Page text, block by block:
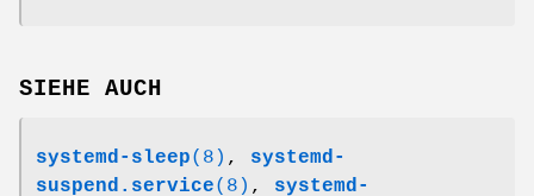
SIEHE AUCH
systemd-sleep(8) , systemd-
suspend.service(8) , systemd-